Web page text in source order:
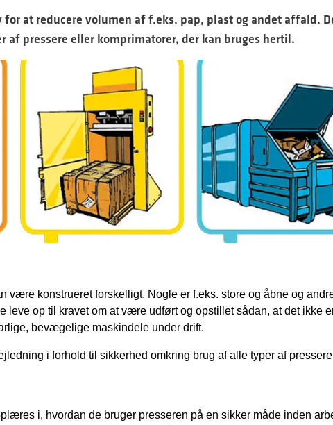
for at reducere volumen af f.eks. pap, plast og andet affald.
af pressere eller komprimatorer, der kan bruges hertil.
være konstrueret forskelligt. Nogle er f.eks. store og åbne og
leve op til kravet om at være udført og opstillet sådan, at det ikke
bevægelige maskindele under drift.
i forhold til sikkerhed omkring brug af alle typer af
i, hvordan de bruger presseren på en sikker måde inden